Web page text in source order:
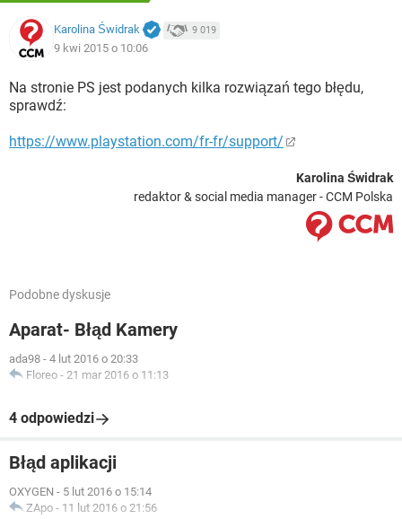
Karolina Świdrak 9 019
9 kwi 2015 o 10:06
Na stronie PS jest podanych kilka rozwiązań tego błędu,
sprawdź:
https://www.playstation.com/fr-fr/support/
Karolina Świdrak
redaktor & social media manager - CCM Polska
Podobne dyskusje
Aparat- Błąd Kamery
ada98 - 4 lut 2016 o 20:33
Floreo - 21 mar 2016 o 11:13
4 odpowiedzi
Błąd aplikacji
OXYGEN - 5 lut 2016 o 15:14
ZApo - 11 lut 2016 o 21:56